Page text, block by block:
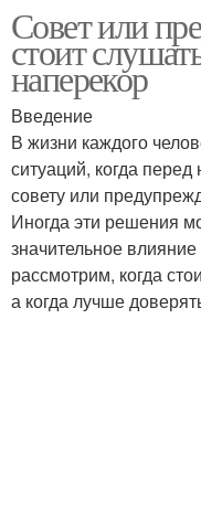
Совет или
стоит
наперекор
Введение
В жизни каждого
ситуаций, когда
совету или
Иногда эти решения
значительное
рассмотрим, когда
а когда лучше